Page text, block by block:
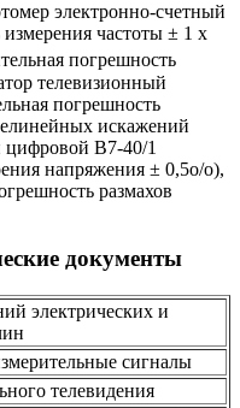
электронно-счетный
частоты ± 1 х
погрешность
телевизионный
погрешность
искажений
цифровой В7-40/1
на­пряжения ± 0,5о/о),
размахов
документы
электрических и
сигналы
телевидения